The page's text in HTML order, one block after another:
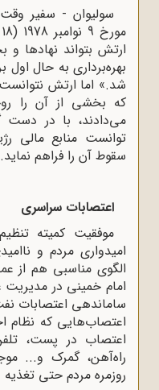
سولیوان - سفیر وقت
ارتش بتواند نهادها
بهره‌بردارى به حال اول
شد.» اما ارتش
که بخشى از آن را
مى‌دادند، با در دست
توانست منابع مالى
سقوط آن را فراهم نماید.
اعتصابات سراسری
موفقیت کمیته
امیدواری مردم و
الگوی مناسبی هم از
امام خمینی در
ساماندهی اعتصابات
اعتصاب‌هایی که نظام‌
اعتصاب‌ در پست‌،
راه‌آهن‌، گمرک‌ و...
روزمره‌‌ مردم‌ حتی